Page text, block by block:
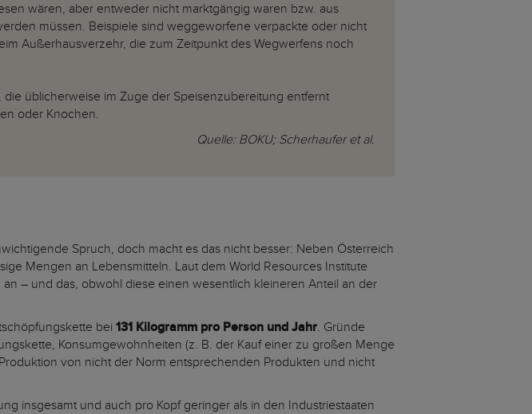
wären, aber entweder nicht marktgängig waren bzw. aus
müssen. Beispiele sind weggeworfene verpackte oder nicht
Außerhausverzehr, die zum Zeitpunkt des Wegwerfens noch
die üblicherweise im Zuge der Speisenzubereitung entfernt
oder Knochen.
Quelle: BOKU; Scherhaufer et al.
Spruch, doch macht es das nicht besser: Neben Österreich
Mengen an Lebensmitteln. Laut dem World Resources Institute
– und das, obwohl diese einen wesentlich kleineren Anteil an der
bei 131 Kilogramm pro Person und Jahr. Gründe
Konsumgewohnheiten (z. B. der Kauf einer zu großen Menge
von nicht der Norm entsprechenden Produkten und nicht
insgesamt und auch pro Kopf geringer als in den Industriestaaten